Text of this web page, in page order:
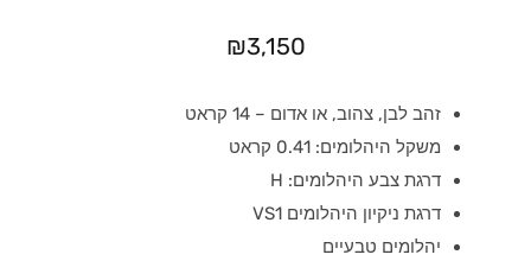
₪3,150
זהב לבן, צהוב, או אדום – 14 קראט
משקל היהלומים: 0.41 קראט
דרגת צבע היהלומים: H
דרגת ניקיון היהלומים VS1
יהלומים טבעיים